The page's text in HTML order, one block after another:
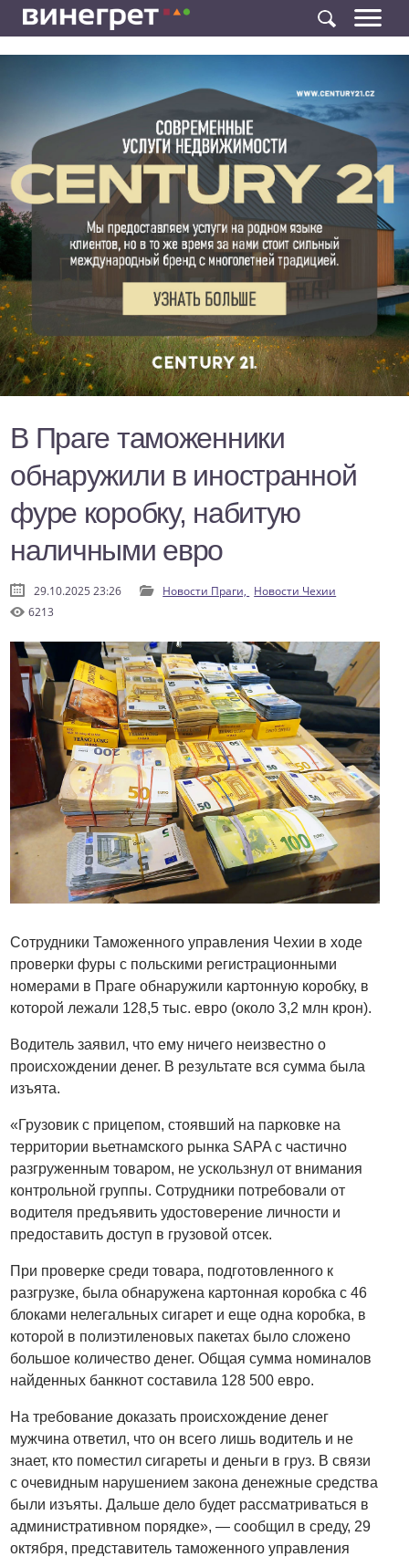
В Праге таможенники
обнаружили в иностранной
фуре коробку, набитую
наличными евро
29.10.2025 23:26 Новости Праги, Новости Чехии
6213
Сотрудники Таможенного управления Чехии в ходе
проверки фуры с польскими регистрационными
номерами в Праге обнаружили картонную коробку, в
которой лежали 128,5 тыс. евро (около 3,2 млн крон).
Водитель заявил, что ему ничего неизвестно о
происхождении денег. В результате вся сумма была
изъята.
«Грузовик с прицепом, стоявший на парковке на
территории вьетнамского рынка SAPA с частично
разгруженным товаром, не ускользнул от внимания
контрольной группы. Сотрудники потребовали от
водителя предъявить удостоверение личности и
предоставить доступ в грузовой отсек.
При проверке среди товара, подготовленного к
разгрузке, была обнаружена картонная коробка с 46
блоками нелегальных сигарет и еще одна коробка, в
которой в полиэтиленовых пакетах было сложено
большое количество денег. Общая сумма номиналов
найденных банкнот составила 128 500 евро.
На требование доказать происхождение денег
мужчина ответил, что он всего лишь водитель и не
знает, кто поместил сигареты и деньги в груз. В связи
с очевидным нарушением закона денежные средства
были изъяты. Дальше дело будет рассматриваться в
административном порядке», — сообщил в среду, 29
октября, представитель таможенного управления